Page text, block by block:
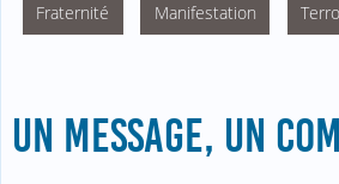
Fraternité Manifestation
UN MESSAGE, UN